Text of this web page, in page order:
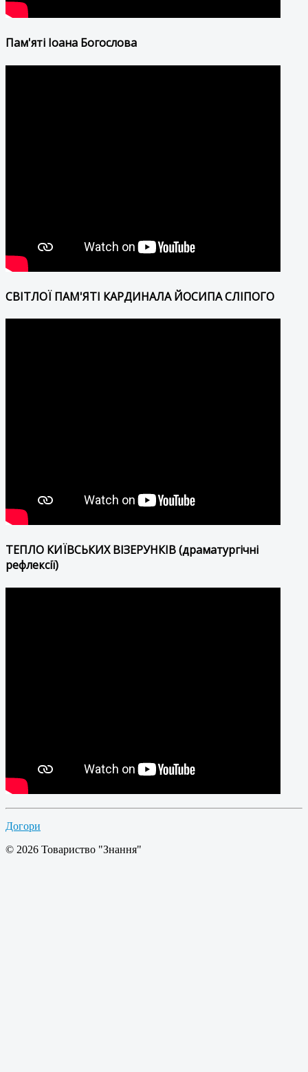
Пам'яті Іоана Богослова
СВІТЛОЇ ПАМ'ЯТІ КАРДИНАЛА ЙОСИПА СЛІПОГО
ТЕПЛО КИЇВСЬКИХ ВІЗЕРУНКІВ (драматургічні
рефлексії)
Догори
© 2026 Товариство "Знання"